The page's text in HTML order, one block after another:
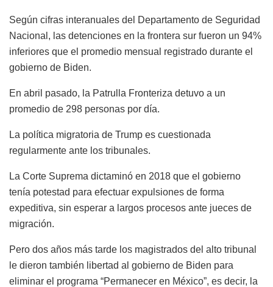
Según cifras interanuales del Departamento de Seguridad
Nacional, las detenciones en la frontera sur fueron un 94%
inferiores que el promedio mensual registrado durante el
gobierno de Biden.
En abril pasado, la Patrulla Fronteriza detuvo a un
promedio de 298 personas por día.
La política migratoria de Trump es cuestionada
regularmente ante los tribunales.
La Corte Suprema dictaminó en 2018 que el gobierno
tenía potestad para efectuar expulsiones de forma
expeditiva, sin esperar a largos procesos ante jueces de
migración.
Pero dos años más tarde los magistrados del alto tribunal
le dieron también libertad al gobierno de Biden para
eliminar el programa “Permanecer en México”, es decir, la